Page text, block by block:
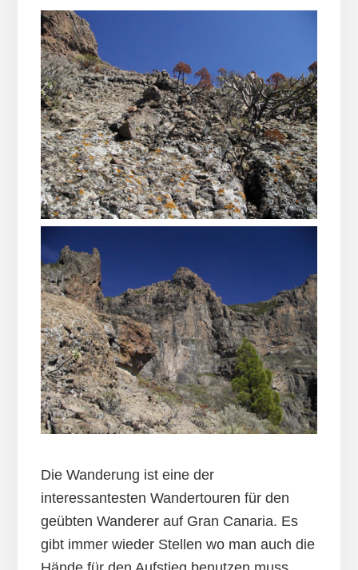
Die Wanderung ist eine der
interessantesten Wandertouren für den
geübten Wanderer auf Gran Canaria. Es
gibt immer wieder Stellen wo man auch die